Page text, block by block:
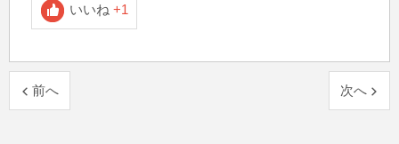
いいね +1
前へ 次へ